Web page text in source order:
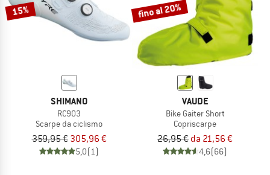
15%
SHIMANO
RC903
Scarpe da ciclismo
359,95 € 305,96 €
5,0(1)
fino al 20%
VAUDE
Bike Gaiter Short
Copriscarpe
26,95 € da 21,56 €
4,6(66)